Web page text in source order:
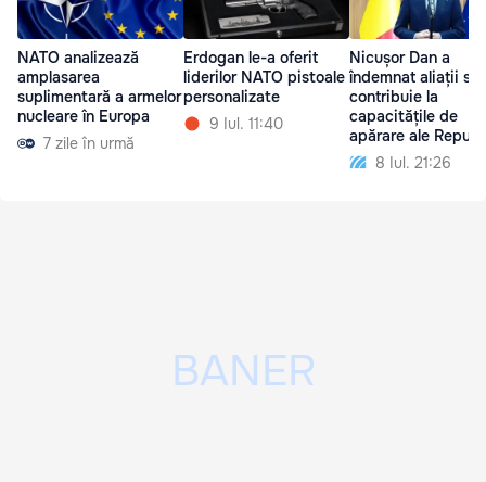
NATO analizează
amplasarea
suplimentară a armelor
nucleare în Europa
7 zile în urmă
Erdogan le-a oferit
liderilor NATO pistoale
personalizate
9 Iul. 11:40
Nicușor Dan a
îndemnat aliații să
contribuie la
capacitățile de
apărare ale
Moldova8 Iul. 21:26